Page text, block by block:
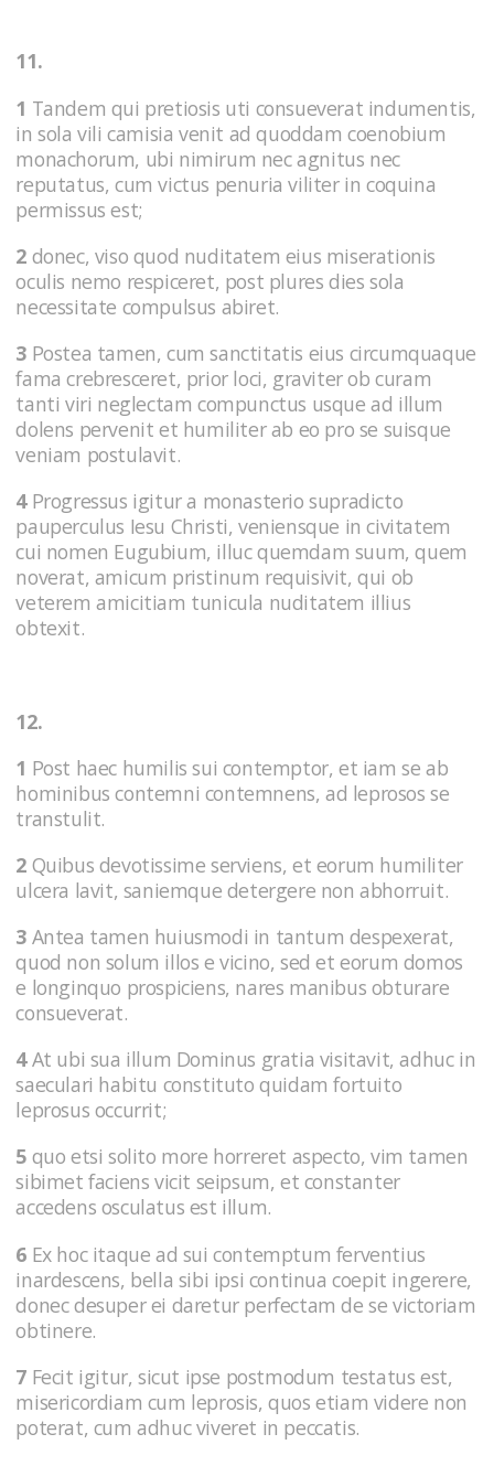
11.
1 Tandem qui pretiosis uti consueverat indumentis,
in sola vili camisia venit ad quoddam coenobium
monachorum, ubi nimirum nec agnitus nec
reputatus, cum victus penuria viliter in coquina
permissus est;
2 donec, viso quod nuditatem eius miserationis
oculis nemo respiceret, post plures dies sola
necessitate compulsus abiret.
3 Postea tamen, cum sanctitatis eius circumquaque
fama crebresceret, prior loci, graviter ob curam
tanti viri neglectam compunctus usque ad illum
dolens pervenit et humiliter ab eo pro se suisque
veniam postulavit.
4Progressus igitur a monasterio supradicto
pauperculus Iesu Christi, veniensque in civitatem
cui nomen Eugubium, illuc quemdam suum, quem
noverat, amicum pristinum requisivit, qui ob
veterem amicitiam tunicula nuditatem illius
obtexit.
12.
1 Post haec humilis sui contemptor, et iam se ab
hominibus contemni contemnens, ad leprosos se
transtulit.
2 Quibus devotissime serviens, et eorum humiliter
ulcera lavit, saniemque detergere non abhorruit.
3 Antea tamen huiusmodi in tantum despexerat,
quod non solum illos e vicino, sed et eorum domos
e longinquo prospiciens, nares manibus obturare
consueverat.
4At ubi sua illum Dominus gratia visitavit, adhuc in
saeculari habitu constituto quidam fortuito
leprosus occurrit;
5 quo etsi solito more horreret aspecto, vim tamen
sibimet faciens vicit seipsum, et constanter
accedens osculatus est illum.
6 Ex hoc itaque ad sui contemptum ferventius
inardescens, bella sibi ipsi continua coepit ingerere,
donec desuper ei daretur perfectam de se victoriam
obtinere.
7 Fecit igitur, sicut ipse postmodum testatus est,
misericordiam cum leprosis, quos etiam videre non
poterat, cum adhuc viveret in peccatis.